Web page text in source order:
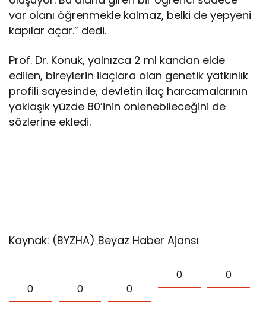
var olanı öğrenmekle kalmaz, belki de yepyeni
kapılar açar.” dedi.
Prof. Dr. Konuk, yalnızca 2 ml kandan elde
edilen, bireylerin ilaçlara olan genetik yatkınlık
profili sayesinde, devletin ilaç harcamalarının
yaklaşık yüzde 80’inin önlenebileceğini de
sözlerine ekledi.
Kaynak: (BYZHA) Beyaz Haber Ajansı
0 0 0
0 0